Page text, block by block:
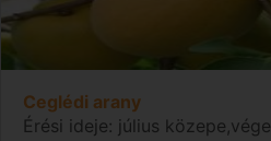
Ceglédi arany
Érési ideje: július közepe,vége